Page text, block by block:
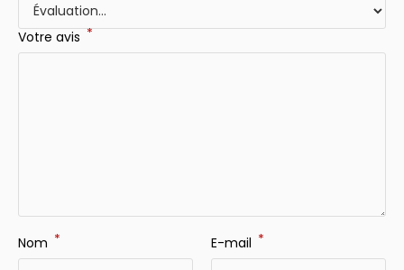
Votre avis *
Nom * E-mail *